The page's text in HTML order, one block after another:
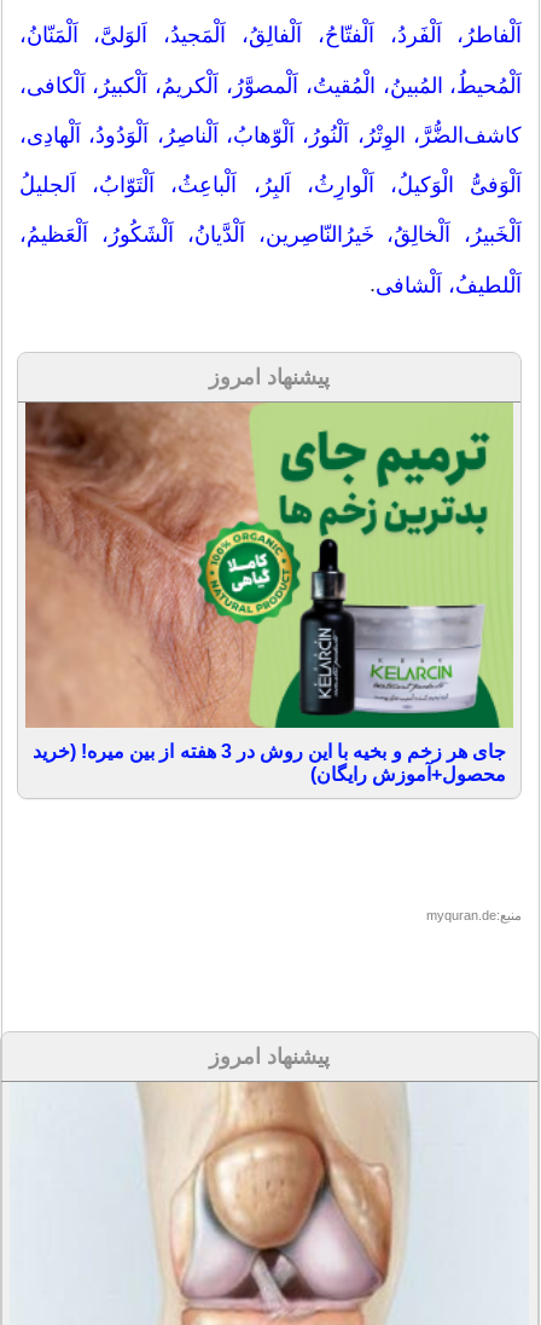
اَلْفاطرُ، اَلْفَردُ، اَلْفتّاحُ، اَلْفالِقُ، اَلْمَجیدُ، اَلوَلیَّ، اَلْمَنّانُ،
اَلْمُحیطُ، المُبینُ، الْمُقیتُ، اَلْمصوَّرُ، اَلْکریمُ، اَلْکبیرُ، اَلْکافی،
کاشف‌الضُّرَّ، الوِتْرُ، اَلْنُورُ، اَلْوّهابُ، اَلْناصِرُ، اَلْوَدُودُ، اَلْهادِی،
اَلْوَفیُّ الْوَکیلُ، اَلْوارِثُ، اَلبِرُ، اَلْباعِثُ، اَلْتَوّابُ، اَلجلیلُ
اَلْخَبیرُ، اَلْخالِقُ، خَیرُالنّاصِرین، اَلْدَّیانُ، اَلْشَکُورُ، اَلْعَظیمُ،
اَلْلطیفُ، اَلْشافی.
پیشنهاد امروز
جای هر زخم و بخیه با این روش در 3 هفته از بین میره! (خرید
محصول+آموزش رایگان)
منبع:myquran.de
پیشنهاد امروز